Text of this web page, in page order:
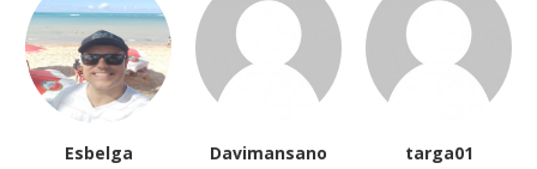
Davimansano targa01 CleiseSouza